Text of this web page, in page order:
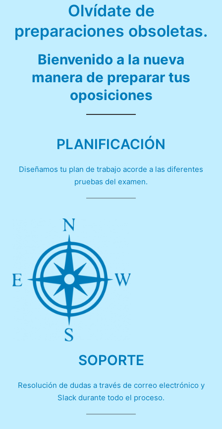
Olvídate de
preparaciones obsoletas.
Bienvenido a la nueva
manera de preparar tus
oposiciones
PLANIFICACIÓN
Diseñamos tu plan de trabajo acorde a las diferentes
pruebas del examen.
SOPORTE
Resolución de dudas a través de correo electrónico y
Slack durante todo el proceso.